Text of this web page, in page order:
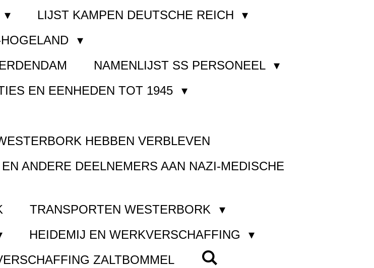
LIJST KAMPEN DEUTSCHE REICH
NAMENLIJST SS PERSONEEL
EN EENHEDEN TOT 1945
HEBBEN VERBLEVEN
ANDERE DEELNEMERS AAN NAZI-MEDISCHE
TRANSPORTEN WESTERBORK
HEIDEMIJ EN WERKVERSCHAFFING
ZALTBOMMEL